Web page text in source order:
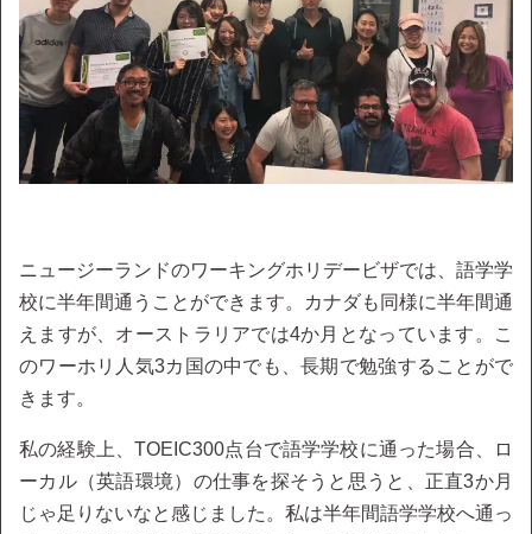
ニュージーランドのワーキングホリデービザでは、語学学
校に半年間通うことができます。カナダも同様に半年間通
えますが、オーストラリアでは4か月となっています。こ
のワーホリ人気3カ国の中でも、長期で勉強することがで
きます。
私の経験上、TOEIC300点台で語学学校に通った場合、ロ
ーカル（英語環境）の仕事を探そうと思うと、正直3か月
じゃ足りないなと感じました。私は半年間語学学校へ通っ